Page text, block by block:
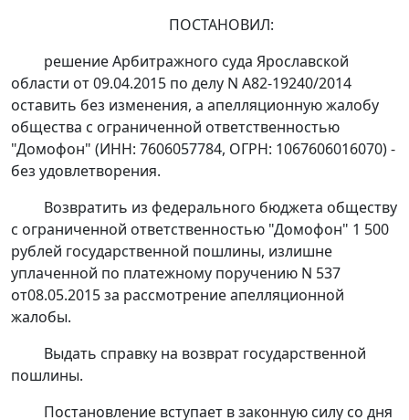
ПОСТАНОВИЛ:
решениеАрбитражного суда Ярославской
области от 09.04.2015 по делу N А82-19240/2014
оставить без изменения, а апелляционную жалобу
общества с ограниченной ответственностью
"Домофон" (ИНН: 7606057784, ОГРН: 1067606016070) -
без удовлетворения.
Возвратить из федерального бюджета обществу
с ограниченной ответственностью "Домофон" 1 500
рублей государственной пошлины, излишне
уплаченной по платежному поручению N 537
от08.05.2015 за рассмотрение апелляционной
жалобы.
Выдать справку на возврат государственной
пошлины.
Постановление вступает в законную силу со дня